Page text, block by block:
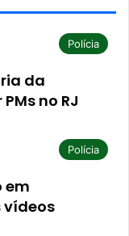
Polícia
da
no RJ
Polícia
em
vídeos